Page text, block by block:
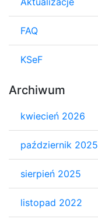
FAQ
KSeF
Archiwum
kwiecień 2026
październik 2025
sierpień 2025
listopad 2022